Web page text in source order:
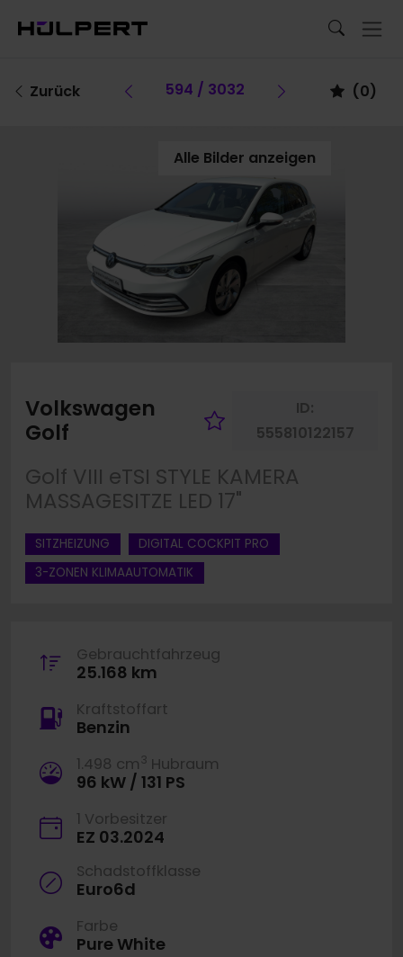
Zurück Vorheriges Fahrzeug
594 / 3032 Vorheriges
(0)
Alle Bilder anzeigen
Volkswagen
Golf
Fahrzeug
ID:
555810122157
Golf VIII eTSI STYLE KAMERA
MASSAGESITZE LED 17"
SITZHEIZUNG
DIGITAL COCKPIT PRO
3-ZONEN KLIMAAUTOMATIK
Gebrauchtfahrzeug
25.168 km
Kraftstoffart
Benzin
1.498 cm 3 Hubraum
96 kW / 131 PS
1 Vorbesitzer
EZ 03.2024
Schadstoffklasse
Euro6d
Farbe
Pure White